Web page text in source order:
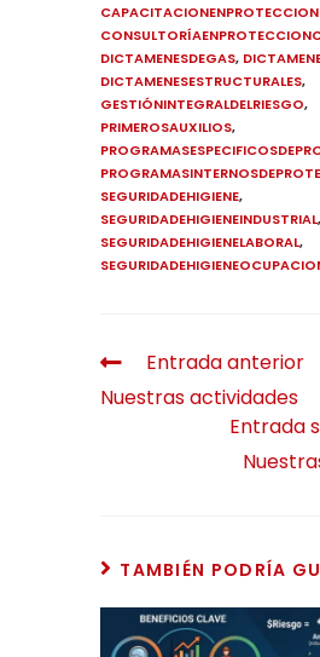
DICTAMENESDEGAS,
DICTAMENESESTRUCTURALES,
GESTIÓNINTEGRALDELRIESGO,
PRIMEROSAUXILIOS,
SEGURIDADEHIGIENE,
SEGURIDADEHIGIENEINDUSTRIAL,
SEGURIDADEHIGIENELABORAL,
Entrada anterior
Nuestras actividades
Entrada
TAMBIÉN PODRÍA